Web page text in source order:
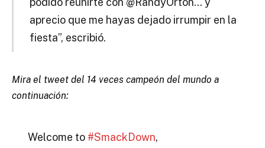
aprecio que me hayas dejado irrumpir en la
fiesta”, escribió.
Mira el tweet del 14 veces campeón del mundo a
continuación:
Welcome to #SmackDown,